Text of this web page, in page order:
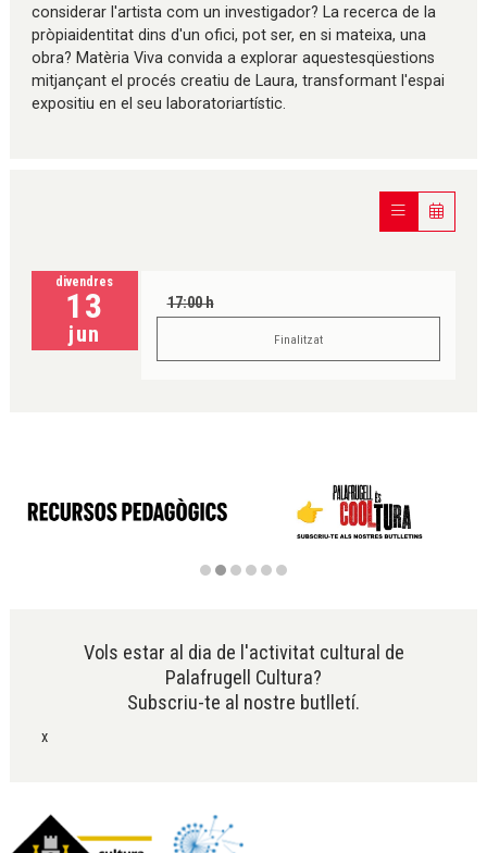
considerar l'artista com un investigador? La recerca de la
pròpiaidentitat dins d'un ofici, pot ser, en si mateixa, una
obra? Matèria Viva convida a explorar aquestesqüestions
mitjançant el procés creatiu de Laura, transformant l'espai
expositiu en el seu laboratoriartístic.
divendres
13
jun
17:00 h
Finalitzat
Vols estar al dia de l'activitat cultural de
Palafrugell Cultura?
Subscriu-te al nostre butlletí.
x